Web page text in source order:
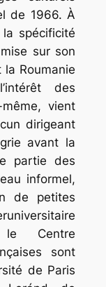
de 1966. À
spécificité
sur son
Roumanie
des
vient
dirigeant
avant la
partie des
informel,
de petites
le Centre
sont
de Paris